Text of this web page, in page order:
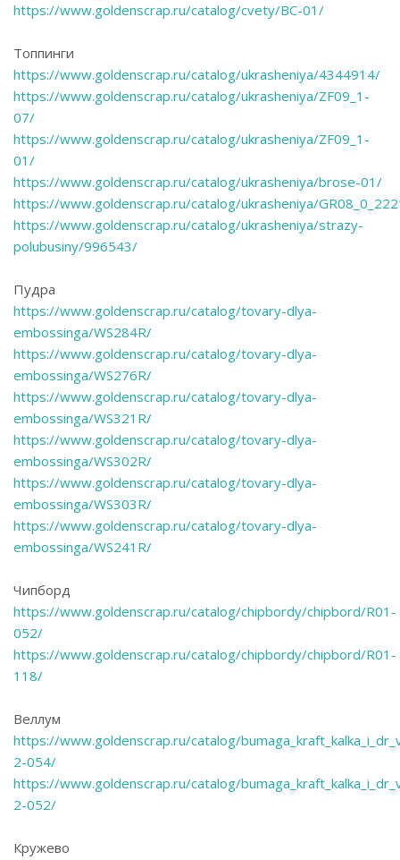
https://www.goldenscrap.ru/catalog/cvety/BC-01/
Топпинги
https://www.goldenscrap.ru/catalog/ukrasheniya/4344914/
https://www.goldenscrap.ru/catalog/ukrasheniya/ZF09_1-
07/
https://www.goldenscrap.ru/catalog/ukrasheniya/ZF09_1-
01/
https://www.goldenscrap.ru/catalog/ukrasheniya/brose-01/
https://www.goldenscrap.ru/catalog/ukrasheniya/
https://www.goldenscrap.ru/catalog/ukrasheniya/strazy-
polubusiny/996543/
Пудра
https://www.goldenscrap.ru/catalog/tovary-dlya-
embossinga/WS284R/
https://www.goldenscrap.ru/catalog/tovary-dlya-
embossinga/WS276R/
https://www.goldenscrap.ru/catalog/tovary-dlya-
embossinga/WS321R/
https://www.goldenscrap.ru/catalog/tovary-dlya-
embossinga/WS302R/
https://www.goldenscrap.ru/catalog/tovary-dlya-
embossinga/WS303R/
https://www.goldenscrap.ru/catalog/tovary-dlya-
embossinga/WS241R/
Чипборд
https://www.goldenscrap.ru/catalog/chipbordy/chipbord/R01-
052/
https://www.goldenscrap.ru/catalog/chipbordy/chipbord/R01-
118/
Веллум
https://www.goldenscrap.ru/catalog/
2-054/
https://www.goldenscrap.ru/catalog/
2-052/
Кружево